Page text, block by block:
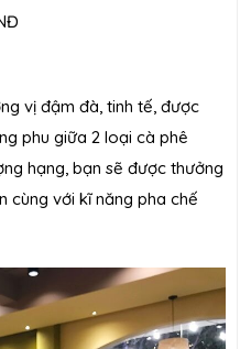
vị đậm đà, tinh tế, được
phu giữa 2 loại cà phê
hạng, bạn sẽ được thưởng
cùng với kĩ năng pha chế